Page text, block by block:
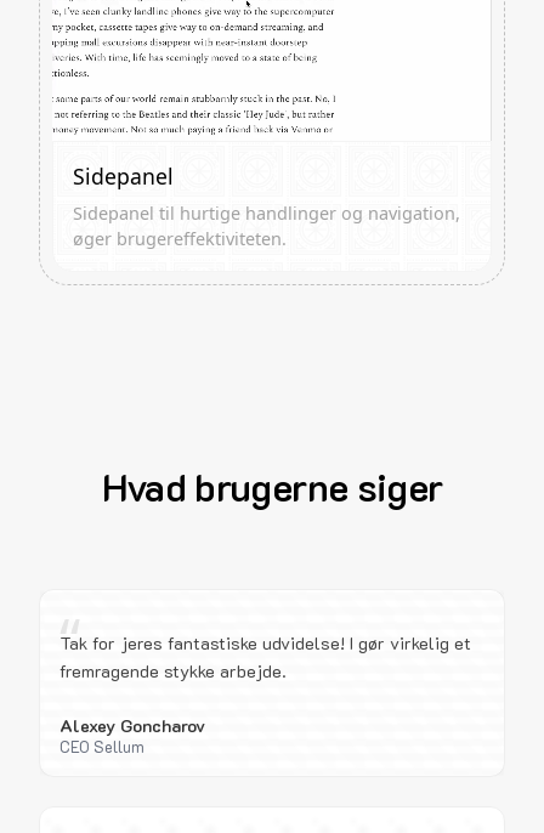
Sidepanel
Sidepanel til hurtige handlinger og navigation,
øger brugereffektiviteten.
Hvad brugerne siger
“
Tak for jeres fantastiske udvidelse! I gør virkelig et
fremragende stykke arbejde.
Alexey Goncharov
CEO Sellum